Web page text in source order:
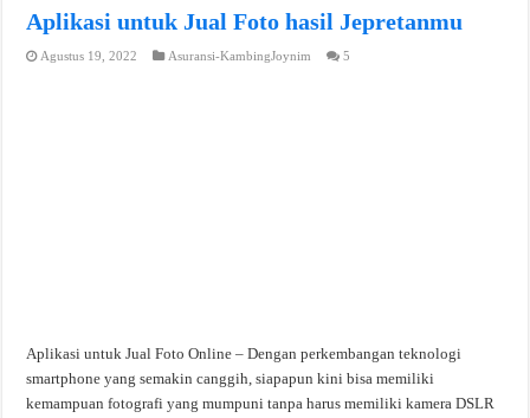
Aplikasi untuk Jual Foto hasil Jepretanmu
Agustus 19, 2022 Asuransi-KambingJoynim 5
Aplikasi untuk Jual Foto Online – Dengan perkembangan teknologi
smartphone yang semakin canggih, siapapun kini bisa memiliki
kemampuan fotografi yang mumpuni tanpa harus memiliki kamera DSLR